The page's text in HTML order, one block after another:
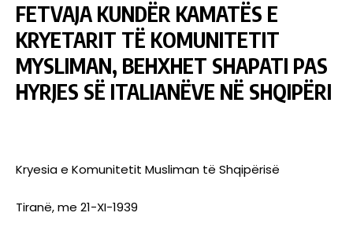
FETVAJA KUNDËR KAMATËS E
KRYETARIT TË KOMUNITETIT
MYSLIMAN, BEHXHET SHAPATI PAS
HYRJES SË ITALIANËVE NË SHQIPËRI
Kryesia e Komunitetit Musliman të Shqipërisë
Tiranë, me 21-XI-1939